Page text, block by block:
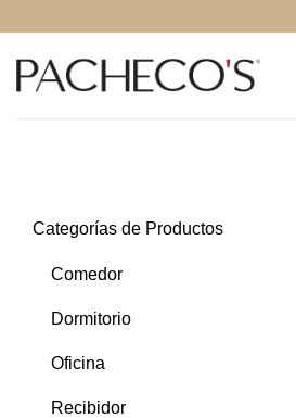
Categorías de Productos
Comedor
Dormitorio
Oficina
Recibidor